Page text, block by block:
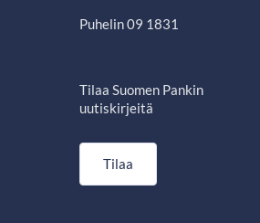
Puhelin 09 1831
Tilaa Suomen Pankin
uutiskirjeitä
Tilaa